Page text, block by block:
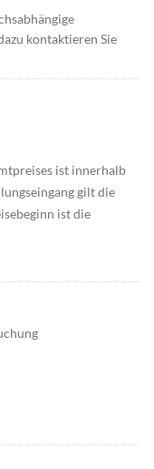
kontaktieren Sie
ist innerhalb
gilt die
ist die